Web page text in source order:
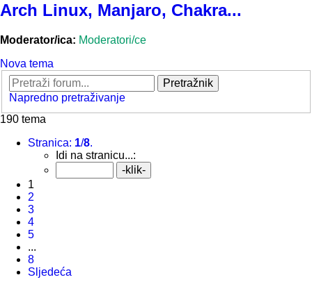
Arch Linux, Manjaro, Chakra...
Moderator/ica: Moderatori/ce
Nova tema
Pretražnik
Napredno pretraživanje
190 tema
Stranica: 1/8.
Idi na stranicu...:
1
2
3
4
5
...
8
Sljedeća